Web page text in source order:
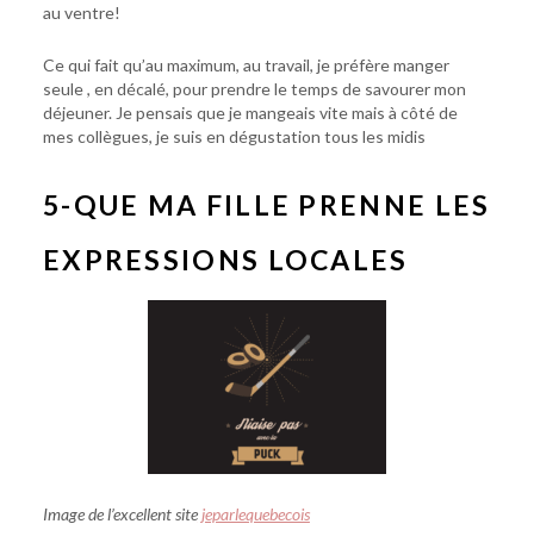
au ventre!
Ce qui fait qu’au maximum, au travail, je préfère manger
seule , en décalé, pour prendre le temps de savourer mon
déjeuner. Je pensais que je mangeais vite mais à côté de
mes collègues, je suis en dégustation tous les midis
5-QUE MA FILLE PRENNE LES
EXPRESSIONS LOCALES
Image de l’excellent sitejeparlequebecois